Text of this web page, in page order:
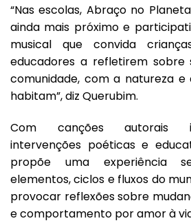
“Nas escolas, Abraço no
ainda mais próximo e
musical que convida
educadores a refletirem
comunidade, com a natureza
habitam”, diz Querubim.
Com canções autorais
intervenções poéticas e
propõe uma experiência
elementos, ciclos e fluxos do
provocar reflexões sobre
e comportamento por amor à